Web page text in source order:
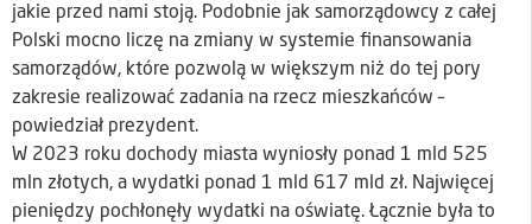
jakie przed nami stoją. Podobnie jak samorządowcy z całej
Polski mocno liczę na zmiany w systemie finansowania
samorządów, które pozwolą w większym niż do tej pory
zakresie realizować zadania na rzecz mieszkańców –
powiedział prezydent.
W 2023 roku dochody miasta wyniosły ponad 1 mld 525
mln złotych, a wydatki ponad 1 mld 617 mld zł. Najwięcej
pieniędzy pochłonęły wydatki na oświatę. Łącznie była to